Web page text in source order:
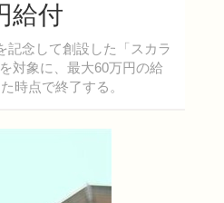
給付
念して創設した「スカラ
対象に、最大60万円の給
時点で終了する。